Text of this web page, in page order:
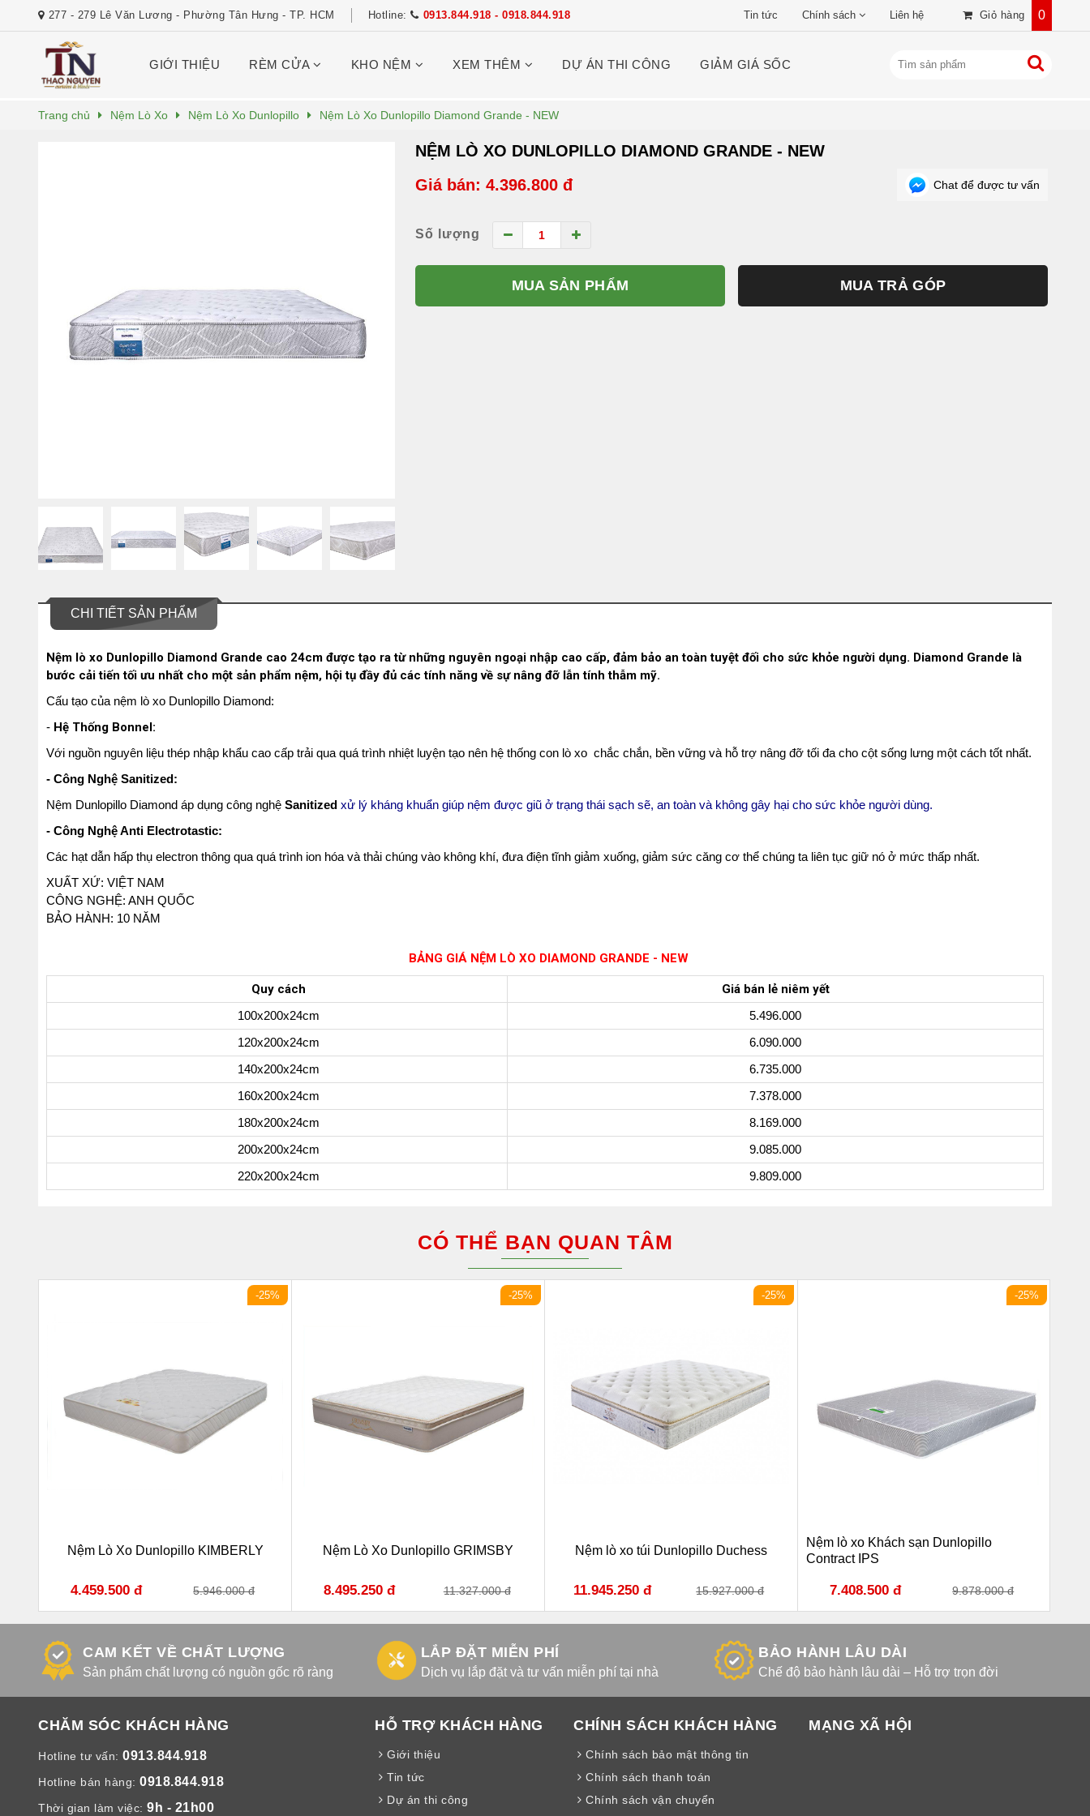
277 - 279 Lê Văn Lương - Phường Tân Hưng - TP. HCM Hotline: 0913.844.918 - 0918.844.918 Tin tức Chính sách Liên hệ Giỏ hàng 0
GIỚI THIỆU RÈM CỬA KHO NỆM XEM THÊM DỰ ÁN THI CÔNG GIẢM GIÁ SỐC
Trang chủ Nệm Lò Xo Nệm Lò Xo Dunlopillo Nệm Lò Xo Dunlopillo Diamond Grande - NEW
NỆM LÒ XO DUNLOPILLO DIAMOND GRANDE - NEW
Giá bán: 4.396.800 đ
Chat để được tư vấn
Số lượng
MUA SẢN PHẨM MUA TRẢ GÓP
CHI TIẾT SẢN PHẨM
Nệm lò xo Dunlopillo Diamond Grande cao 24cm được tạo ra từ những nguyên ngoại nhập cao cấp, đảm bảo an toàn tuyệt đối cho sức khỏe người dụng. Diamond Grande là
bước cải tiến tối ưu nhất cho một sản phẩm nệm, hội tụ đầy đủ các tính năng về sự nâng đỡ lẫn tính thẫm mỹ.
Cấu tạo của nệm lò xo Dunlopillo Diamond:
- Hệ Thống Bonnel:
Với nguồn nguyên liệu thép nhập khẩu cao cấp trải qua quá trình nhiệt luyện tạo nên hệ thống con lò xo chắc chắn, bền vững và hỗ trợ nâng đỡ tối đa cho cột sống lưng một cách tốt nhất.
- Công Nghệ Sanitized:
Nệm Dunlopillo Diamond áp dụng công nghệ Sanitized xử lý kháng khuẩn giúp nệm được giũ ở trạng thái sạch sẽ, an toàn và không gây hại cho sức khỏe người dùng.
- Công Nghệ Anti Electrotastic:
Các hạt dẫn hấp thụ electron thông qua quá trình ion hóa và thải chúng vào không khí, đưa điện tĩnh giảm xuống, giảm sức căng cơ thể chúng ta liên tục giữ nó ở mức thấp nhất.
XUẤT XỨ: VIỆT NAM
CÔNG NGHỆ: ANH QUỐC
BẢO HÀNH: 10 NĂM
BẢNG GIÁ NỆM LÒ XO DIAMOND GRANDE - NEW
Quy cách Giá bán lẻ niêm yết
100x200x24cm
5.496.000
120x200x24cm
6.090.000
140x200x24cm
6.735.000
160x200x24cm
7.378.000
180x200x24cm
8.169.000
200x200x24cm
9.085.000
220x200x24cm
9.809.000
CÓ THỂ BẠN QUAN TÂM
-25%
Nệm Lò Xo Dunlopillo KIMBERLY
4.459.500 đ 5.946.000 đ
-25%
Nệm Lò Xo Dunlopillo GRIMSBY
8.495.250 đ 11.327.000 đ
-25%
Nệm lò xo túi Dunlopillo Duchess
11.945.250 đ 15.927.000 đ
-25%
Nệm lò xo Khách sạn Dunlopillo
Contract IPS
7.408.500 đ 9.878.000 đ
CAM KẾT VỀ CHẤT LƯỢNG
Sản phẩm chất lượng có nguồn gốc rõ ràng
LẮP ĐẶT MIỄN PHÍ
Dịch vụ lắp đặt và tư vấn miễn phí tại nhà
BẢO HÀNH LÂU DÀI
Chế độ bảo hành lâu dài – Hỗ trợ trọn đời
CHĂM SÓC KHÁCH HÀNG
Hotline tư vấn: 0913.844.918
Hotline bán hàng: 0918.844.918
Thời gian làm việc: 9h - 21h00
HỖ TRỢ KHÁCH HÀNG
Giới thiệu
Tin tức
Dự án thi công
CHÍNH SÁCH KHÁCH HÀNG
Chính sách bảo mật thông tin
Chính sách thanh toán
Chính sách vận chuyển
MẠNG XÃ HỘI